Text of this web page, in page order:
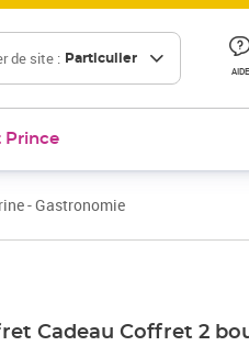
de site : Particulier
AIDE
Prince
- Gastronomie
Cadeau Coffret 2